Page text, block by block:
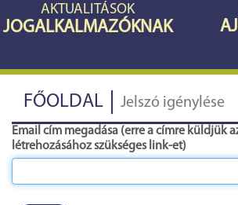
AKTUALITÁSOK
JOGALKALMAZÓKNAK
FŐOLDAL Jelszó igénylése
Email cím megadása (erre a címre küldjük
létrehozásához szükséges link-et)